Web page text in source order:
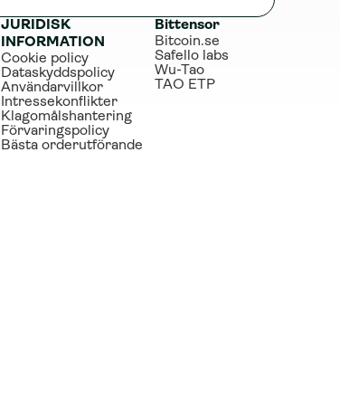
JURIDISK
INFORMATION
Cookie policy
Dataskyddspolicy
Användarvillkor
Intressekonflikter
Klagomålshantering
Förvaringspolicy
Bästa orderutförande
Bittensor
Bitcoin.se
Safello labs
Wu-Tao
TAO ETP